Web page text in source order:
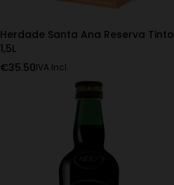
Herdade Santa Ana Reserva Tinto
1,5L
€35.50IVA Incl.